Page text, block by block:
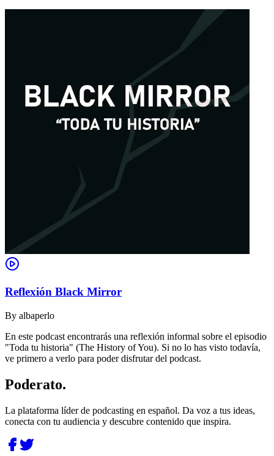
Reflexión Black Mirror
By albaperlo
En este podcast encontrarás una reflexión informal sobre el episodio
"Toda tu historia" (The History of You). Si no lo has visto todavía,
ve primero a verlo para poder disfrutar del podcast.
Poderato.
La plataforma líder de podcasting en español. Da voz a tus ideas,
conecta con tu audiencia y descubre contenido que inspira.